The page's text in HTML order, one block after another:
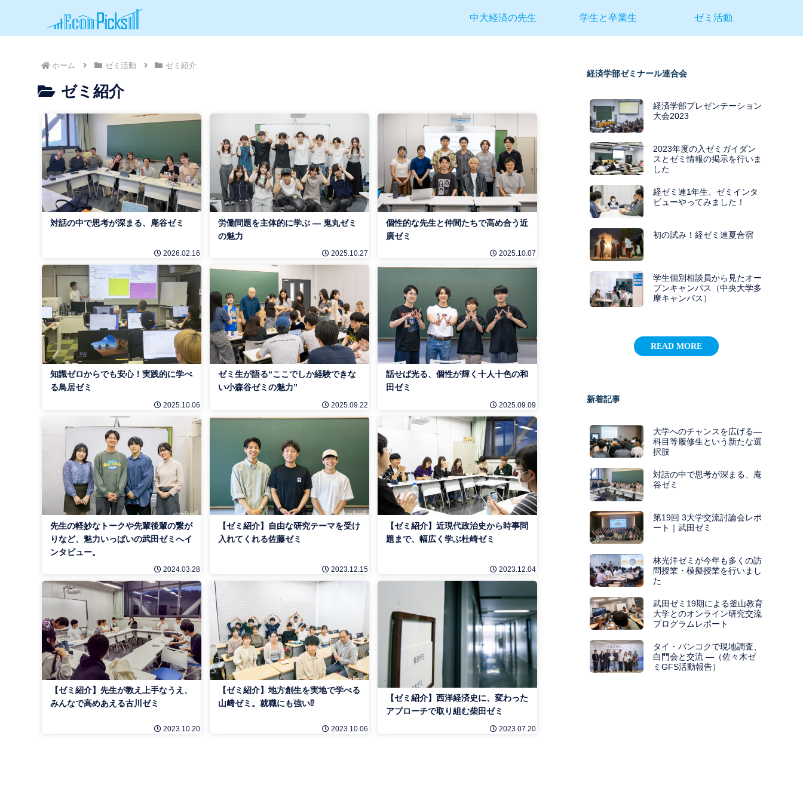
中大経済の先生 学生と卒業生 ゼミ活動
ホーム ゼミ活動 ゼミ紹介
ゼミ紹介
対話の中で思考が深まる、庵谷ゼミ
2026.02.16
労働問題を主体的に学ぶ ― 鬼丸ゼミ
の魅力
2025.10.27
個性的な先生と仲間たちで高め合う近
廣ゼミ
2025.10.07
知識ゼロからでも安心！実践的に学べ
る鳥居ゼミ
2025.10.06
ゼミ生が語る“ここでしか経験できな
い小森谷ゼミの魅力”
2025.09.22
話せば光る、個性が輝く十人十色の和
田ゼミ
2025.09.09
先生の軽妙なトークや先輩後輩の繋が
りなど、魅力いっぱいの武田ゼミへイ
ンタビュー。
2024.03.28
【ゼミ紹介】自由な研究テーマを受け
入れてくれる佐藤ゼミ
2023.12.15
【ゼミ紹介】近現代政治史から時事問
題まで、幅広く学ぶ杜崎ゼミ
2023.12.04
【ゼミ紹介】先生が教え上手なうえ、
みんなで高めあえる古川ゼミ
2023.10.20
【ゼミ紹介】地方創生を実地で学べる
山﨑ゼミ。就職にも強い⁉
2023.10.06
【ゼミ紹介】西洋経済史に、変わった
アプローチで取り組む柴田ゼミ
2023.07.20
経済学部ゼミナール連合会
経済学部プレゼンテーション
大会2023
2023年度の入ゼミガイダン
スとゼミ情報の掲示を行いま
した
経ゼミ連1年生、ゼミインタ
ビューやってみました！
初の試み！経ゼミ連夏合宿
学生個別相談員から見たオー
プンキャンパス（中央大学多
摩キャンパス）
READ MORE
新着記事
大学へのチャンスを広げる―
科目等履修生という新たな選
択肢
対話の中で思考が深まる、庵
谷ゼミ
第19回 3大学交流討論会レポ
ート｜武田ゼミ
林光洋ゼミが今年も多くの訪
問授業・模擬授業を行いまし
た
武田ゼミ19期による釜山教育
大学とのオンライン研究交流
プログラムレポート
タイ・バンコクで現地調査、
白門会と交流 ―（佐々木ゼ
ミGFS活動報告）